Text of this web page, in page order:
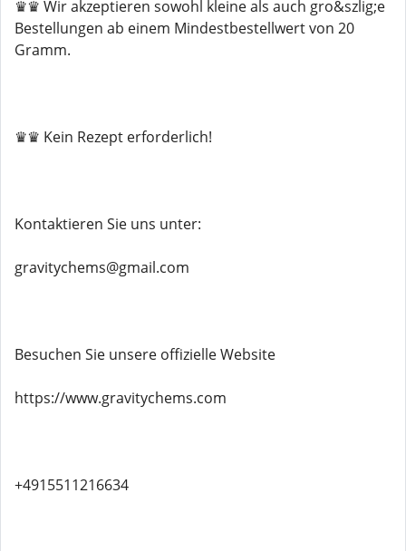
♛♛ Wir akzeptieren sowohl kleine als auch gro&szlig;e
Bestellungen ab einem Mindestbestellwert von 20
Gramm.
♛♛ Kein Rezept erforderlich!
Kontaktieren Sie uns unter:
gravitychems@gmail.com
Besuchen Sie unsere offizielle Website
https://www.gravitychems.com
+4915511216634